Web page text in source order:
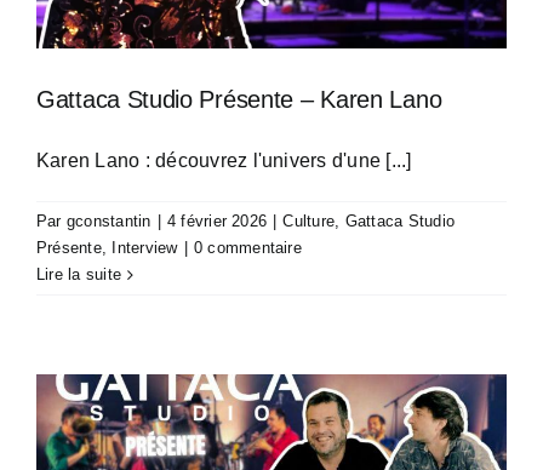
Gattaca Studio Présente – Karen Lano
Karen Lano : découvrez l'univers d'une [...]
Par gconstantin 4 février 2026 Culture, Gattaca Studio
Présente, Interview
0 commentaire
Lire la suite